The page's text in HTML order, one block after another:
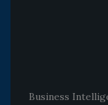
Business